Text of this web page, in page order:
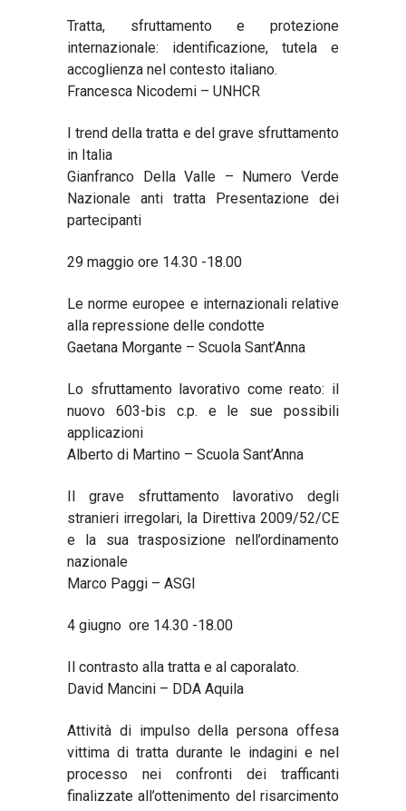
Tratta, sfruttamento e protezione
internazionale: identificazione, tutela e
accoglienza nel contesto italiano.
Francesca Nicodemi – UNHCR
I trend della tratta e del grave sfruttamento
in Italia
Gianfranco Della Valle – Numero Verde
Nazionale anti tratta Presentazione dei
partecipanti
29 maggio ore 14.30 -18.00
Le norme europee e internazionali relative
alla repressione delle condotte
Gaetana Morgante – Scuola Sant’Anna
Lo sfruttamento lavorativo come reato: il
nuovo 603-bis c.p. e le sue possibili
applicazioni
Alberto di Martino – Scuola Sant’Anna
Il grave sfruttamento lavorativo degli
stranieri irregolari, la Direttiva 2009/52/CE
e la sua trasposizione nell’ordinamento
nazionale
Marco Paggi – ASGI
4 giugno ore 14.30 -18.00
Il contrasto alla tratta e al caporalato.
David Mancini – DDA Aquila
Attività di impulso della persona offesa
vittima di tratta durante le indagini e nel
processo nei confronti dei trafficanti
finalizzate all’ottenimento del risarcimento